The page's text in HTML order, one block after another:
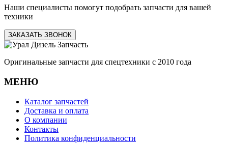
Наши специалисты помогут подобрать запчасти для вашей
техники
ЗАКАЗАТЬ ЗВОНОК
Оригинальные запчасти для спецтехники с 2010 года
МЕНЮ
Каталог запчастей
Доставка и оплата
О компании
Контакты
Политика конфиденциальности